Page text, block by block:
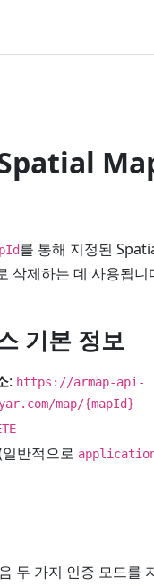
를 통해 지정된
삭제하는 데 사용됩니
기본 정보
: https://armap-api-
map/{mapId}
반적으로
두 가지 인증 모드를